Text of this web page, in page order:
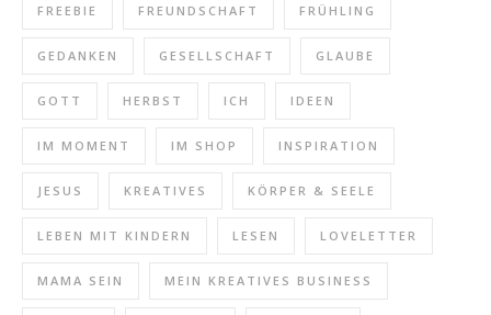
FREEBIE FREUNDSCHAFT FRÜHLING
GEDANKEN GESELLSCHAFT GLAUBE
GOTT HERBST ICH IDEEN
IM MOMENT IM SHOP INSPIRATION
JESUS KREATIVES KÖRPER & SEELE
LEBEN MIT KINDERN LESEN LOVELETTER
MAMA SEIN MEIN KREATIVES BUSINESS